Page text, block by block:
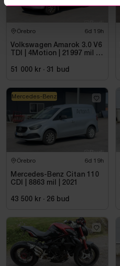
Örebro 6d 19h
Volkswagen Amarok 3.0 V6
TDI | 4Motion | 21997 mil |
51 000 kr · 31 bud
Örebro 6d 19h
Mercedes-Benz Citan 110
CDI | 8863 mil | 2021
43 500 kr · 26 bud
Mercedes-Benz